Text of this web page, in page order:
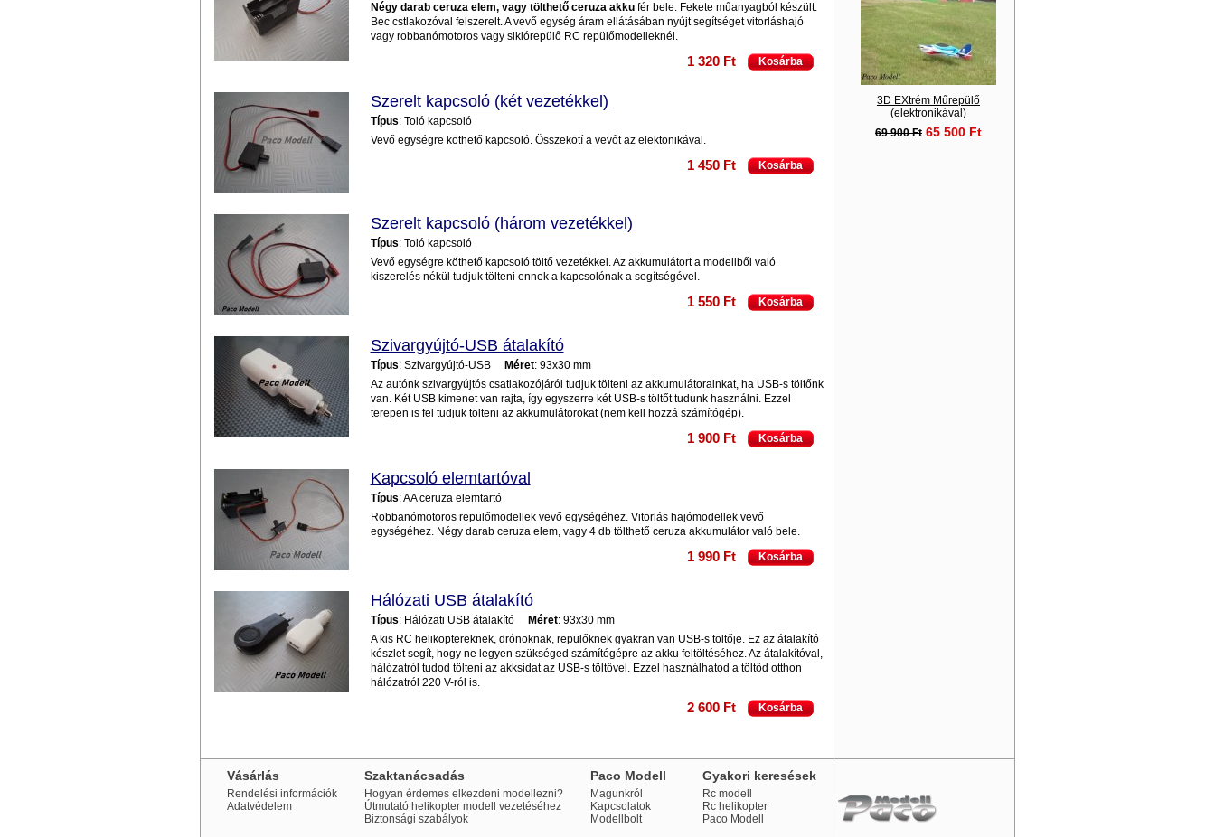
Négy darab ceruza elem, vagy tölthető ceruza akkufér bele. Fekete műanyagból készült.
Bec cstlakozóval felszerelt. A vevő egység áram ellátásában nyújt segítséget vitorláshajó
vagy robbanómotoros vagy siklórepülő RC repülőmodelleknél.
Kosárba
1 320 Ft
Szerelt kapcsoló (két vezetékkel)
Típus: Toló kapcsoló
Vevő egységre köthető kapcsoló. Összekötí a vevőt az elektonikával.
Kosárba
1 450 Ft
Szerelt kapcsoló (három vezetékkel)
Típus: Toló kapcsoló
Vevő egységre köthető kapcsoló töltő vezetékkel. Az akkumulátort a modellből való
kiszerelés nékül tudjuk tölteni ennek a kapcsolónak a segítségével.
Kosárba
1 550 Ft
Szivargyújtó-USB átalakító
Típus: Szivargyújtó-USB Méret: 93x30 mm
Az autónk szivargyújtós csatlakozójáról tudjuk tölteni az akkumulátorainkat, ha USB-s töltőnk
van. Két USB kimenet van rajta, így egyszerre két USB-s töltőt tudunk használni. Ezzel
terepen is fel tudjuk tölteni az akkumulátorokat (nem kell hozzá számítógép).
Kosárba
1 900 Ft
Kapcsoló elemtartóval
Típus: AA ceruza elemtartó
Robbanómotoros repülőmodellek vevő egységéhez. Vitorlás hajómodellek vevő
egységéhez. Négy darab ceruza elem, vagy 4 db tölthető ceruza akkumulátor való bele.
Kosárba
1 990 Ft
Hálózati USB átalakító
Típus: Hálózati USB átalakító Méret: 93x30 mm
A kis RC helikoptereknek, drónoknak, repülőknek gyakran van USB-s töltője. Ez az átalakító
készlet segít, hogy ne legyen szükséged számítógépre az akku feltöltéséhez. Az átalakítóval,
hálózatról tudod tölteni az akksidat az USB-s töltővel. Ezzel használhatod a töltőd otthon
hálózatról 220 V-ról is.
Kosárba
2 600 Ft
3D EXtrém Műrepülő
(elektronikával)
69 900 Ft 65 500 Ft
Vásárlás
Rendelési információk
Adatvédelem
Szaktanácsadás
Hogyan érdemes elkezdeni modellezni?
Útmutató helikopter modell vezetéséhez
Biztonsági szabályok
Paco Modell
Magunkról
Kapcsolatok
Modellbolt
Gyakori keresések
Rc modell
Rc helikopter
Paco Modell